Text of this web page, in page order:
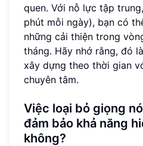
quen. Với nỗ lực tập
phút mỗi ngày), bạn có
những cải thiện trong
tháng. Hãy nhớ rằng, đó
xây dựng theo thời gian
chuyên tâm.
Việc loại bỏ giọng
đảm bảo khả năng
không?